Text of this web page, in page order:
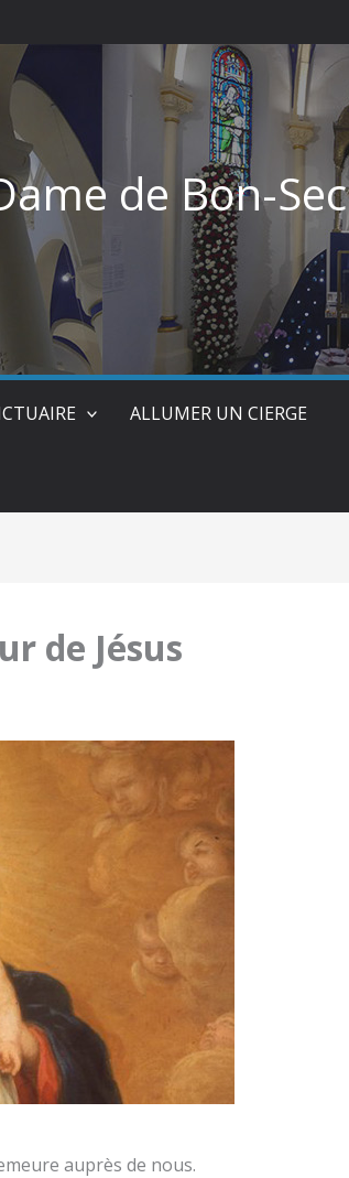
de Bon-
ALLUMER UN CIERGE
de Jésus
auprès de nous.